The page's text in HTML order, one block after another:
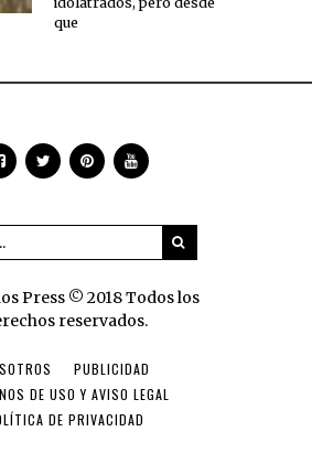
que
Press © 2018 Todos los
reservados.
PUBLICIDAD
DE USO Y AVISO LEGAL
DE PRIVACIDAD